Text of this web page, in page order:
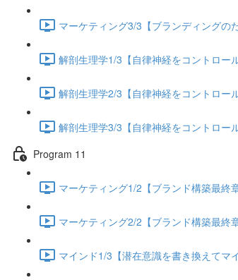
マーケティング3/3【ブランディングの
解剖生理学1/3【自律神経をコントロー
解剖生理学2/3【自律神経をコントロー
解剖生理学3/3【自律神経をコントロー
Program 11
マーケティング1/2【ブランド構築最終
マーケティング2/2【ブランド構築最終
マインド1/3【潜在意識を書き換えてマ